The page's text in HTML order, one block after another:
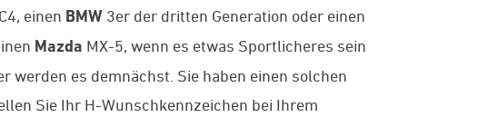
einen BMW 3er der dritten Generation oder einen
Mazda MX-5, wenn es etwas Sportlicheres sein
werden es demnächst. Sie haben einen solchen
Sie Ihr H-Wunschkennzeichen bei Ihrem